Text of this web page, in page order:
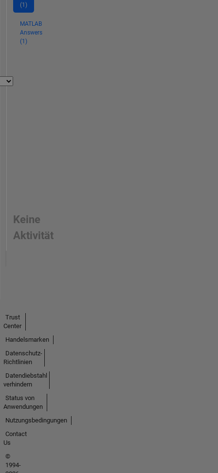
(1)
MATLAB
Answers
(1)
Keine
Aktivität
Trust
Center
Handelsmarken
Datenschutz-
Richtlinien
Datendiebstahl
verhindern
Status von
Anwendungen
Nutzungsbedingungen
Contact
Us
©
1994-